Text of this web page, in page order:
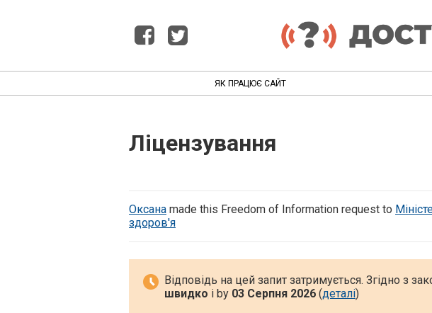
ЯК ПРАЦЮЄ САЙТ
Ліцензування
Оксана made this Freedom of Information request to
здоров'я
Відповідь на цей запит затримується. Згідно з
швидко і by 03 Серпня 2026 (деталі)